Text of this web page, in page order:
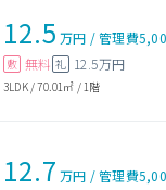
12.5 万円 /管理費
敷 無料 礼 12.5万円
3LDK/70.01㎡ / 1階
12.7 万円 /管理費